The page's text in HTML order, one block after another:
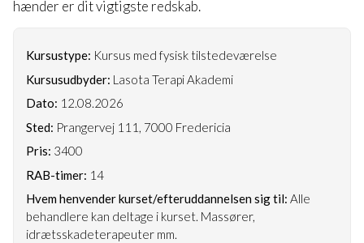
hænder er dit vigtigste redskab.
Kursustype: Kursus med fysisk tilstedeværelse
Kursusudbyder: Lasota Terapi Akademi
Dato: 12.08.2026
Sted: Prangervej 111, 7000 Fredericia
Pris: 3400
RAB-timer: 14
Hvem henvender kurset/efteruddannelsen sig til: Alle
behandlere kan deltage i kurset. Massører,
idrætsskadeterapeuter mm.